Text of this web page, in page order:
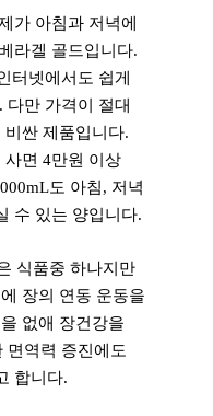
가 아침과 저녁에
라겔 골드입니다.
터넷에서도 쉽게
다만 가격이 절대
싼 제품입니다.
사면 4만원 이상
도 아침, 저녁
수 있는 양입니다.
식품중 하나지만
장의 연동 운동을
없애 장건강을
면역력 증진에도
합니다.